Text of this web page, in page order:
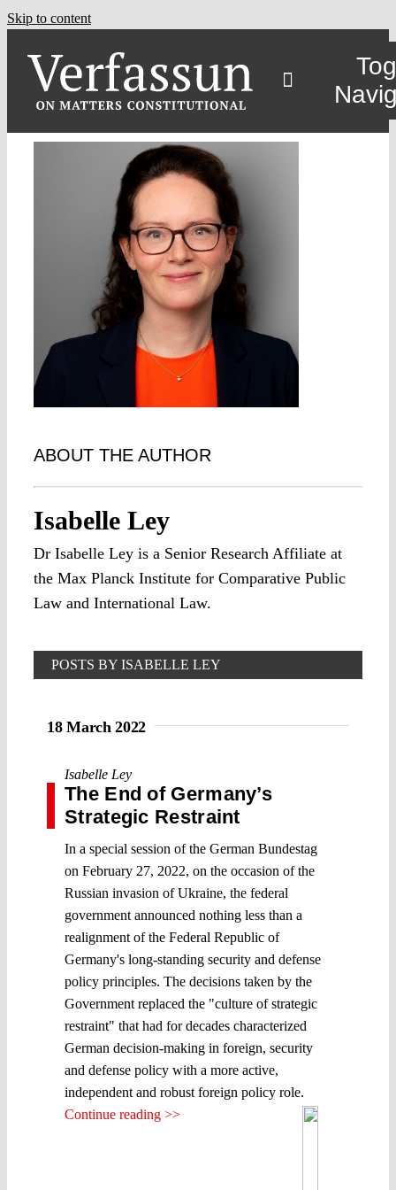
Skip to content
ABOUT THE AUTHOR
Isabelle Ley
Dr Isabelle Ley is a Senior Research Affiliate at
the Max Planck Institute for Comparative Public
Law and International Law.
POSTS BY ISABELLE LEY
18 March 2022
Isabelle Ley
The End of Germany’s
Strategic Restraint
In a special session of the German Bundestag
on February 27, 2022, on the occasion of the
Russian invasion of Ukraine, the federal
government announced nothing less than a
realignment of the Federal Republic of
Germany's long-standing security and defense
policy principles. The decisions taken by the
Government replaced the "culture of strategic
restraint" that had for decades characterized
German decision-making in foreign, security
and defense policy with a more active,
independent and robust foreign policy role.
Continue reading >>